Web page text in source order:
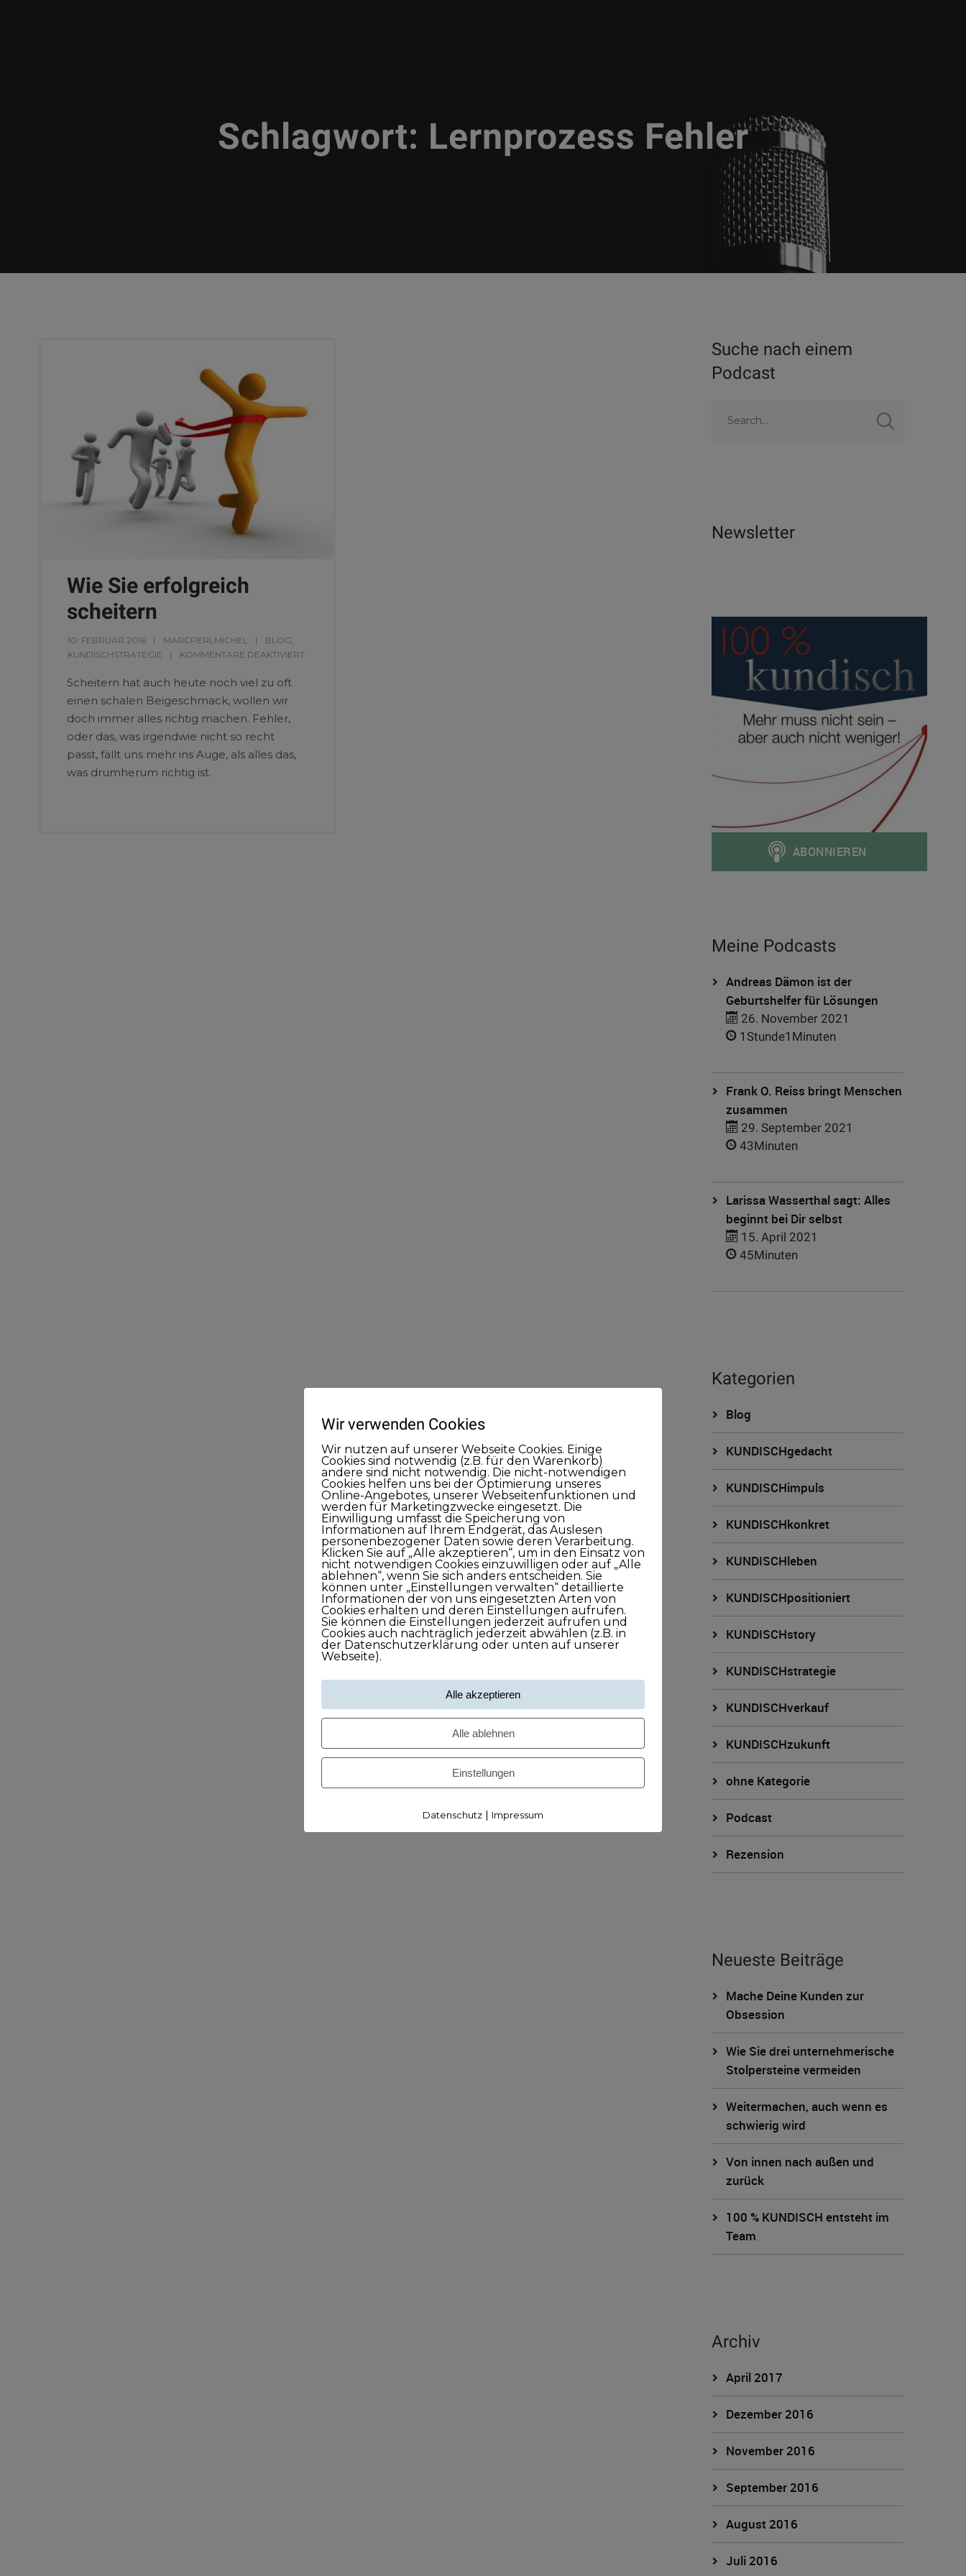
Schlagwort: Lernprozess Fehler
Wie Sie erfolgreich
scheitern
10. FEBRUAR 2016 MARCPERLMICHEL BLOG,
KUNDISCHSTRATEGIE
KOMMENTARE DEAKTIVIERT
Scheitern hat auch heute noch viel zu oft
einen schalen Beigeschmack, wollen wir
doch immer alles richtig machen. Fehler,
oder das, was irgendwie nicht so recht
passt, fällt uns mehr ins Auge, als alles das,
was drumherum richtig ist.
Suche nach einem
Podcast
Newsletter
Meine Podcasts
Andreas Dämon ist der
Geburtshelfer für Lösungen
26. November 2021
1Stunde1Minuten
Frank O. Reiss bringt Menschen
zusammen
29. September 2021
43Minuten
Larissa Wasserthal sagt: Alles
beginnt bei Dir selbst
15. April 2021
45Minuten
Kategorien
Blog
KUNDISCHgedacht
KUNDISCHimpuls
KUNDISCHkonkret
KUNDISCHleben
KUNDISCHpositioniert
KUNDISCHstory
KUNDISCHstrategie
KUNDISCHverkauf
KUNDISCHzukunft
ohne Kategorie
Podcast
Rezension
Neueste Beiträge
Mache Deine Kunden zur
Obsession
Wie Sie drei unternehmerische
Stolpersteine vermeiden
Weitermachen, auch wenn es
schwierig wird
Von innen nach außen und
zurück
100 % KUNDISCH entsteht im
Team
Archiv
April 2017
Dezember 2016
November 2016
September 2016
August 2016
Juli 2016
Wir verwenden Cookies
Wir nutzen auf unserer Webseite Cookies. Einige
Cookies sind notwendig (z.B. für den Warenkorb)
andere sind nicht notwendig. Die nicht-notwendigen
Cookies helfen uns bei der Optimierung unseres
Online-Angebotes, unserer Webseitenfunktionen und
werden für Marketingzwecke eingesetzt. Die
Einwilligung umfasst die Speicherung von
Informationen auf Ihrem Endgerät, das Auslesen
personenbezogener Daten sowie deren Verarbeitung.
Klicken Sie auf „Alle akzeptieren“, um in den Einsatz von
nicht notwendigen Cookies einzuwilligen oder auf „Alle
ablehnen“, wenn Sie sich anders entscheiden. Sie
können unter „Einstellungen verwalten“ detaillierte
Informationen der von uns eingesetzten Arten von
Cookies erhalten und deren Einstellungen aufrufen.
Sie können die Einstellungen jederzeit aufrufen und
Cookies auch nachträglich jederzeit abwählen (z.B. in
der Datenschutzerklärung oder unten auf unserer
Webseite).
Alle akzeptieren
Alle ablehnen
Einstellungen
Datenschutz | Impressum